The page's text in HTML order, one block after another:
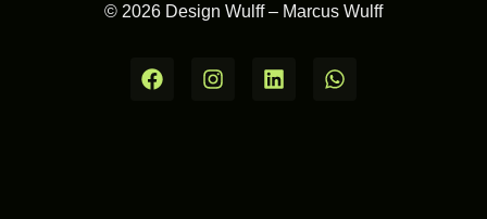
© 2026 Design Wulff – Marcus Wulff